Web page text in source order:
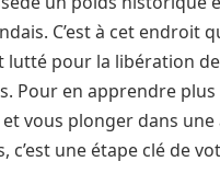
C’est à cet endroit
lutté pour la libération de
Pour en apprendre
et vous plonger dans
c’est une étape clé de